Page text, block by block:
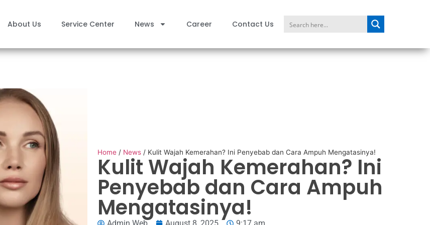
About Us Service Center News Career Contact Us
Home / News / Kulit Wajah Kemerahan? Ini Penyebab dan Cara Ampuh Mengatasinya!
Kulit Wajah Kemerahan? Ini
Penyebab dan Cara Ampuh
Mengatasinya!